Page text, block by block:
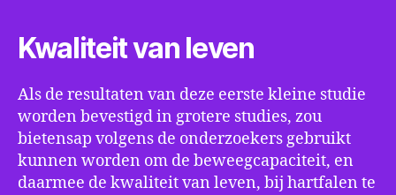
Kwaliteit van leven
Als de resultaten van deze eerste kleine studie
worden bevestigd in grotere studies, zou
bietensap volgens de onderzoekers gebruikt
kunnen worden om de beweegcapaciteit, en
daarmee de kwaliteit van leven, bij hartfalen te